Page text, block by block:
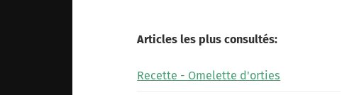
Articles les plus consultés:
Recette - Omelette d'orties